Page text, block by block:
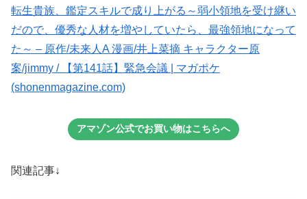
転生貴族、鑑定スキルで成り上がる～弱小領地を受け継い
だので、優秀な人材を増やしていたら、最強領地になって
た～ – 原作/未来人A 漫画/井上菜摘 キャラクター原
案/jimmy / 【第141話】緊急会議 | マガポケ
(shonenmagazine.com)
アマゾン公式でお買い物はこちらへ
関連記事↓